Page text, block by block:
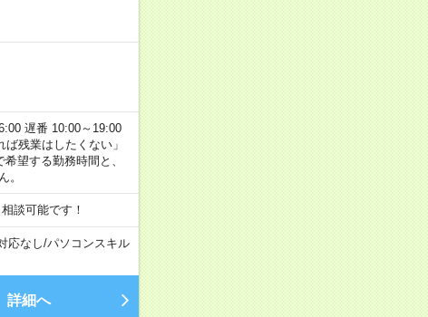
遅番 10:00～19:00
残業はしたくない」
望する勤務時間と、
。
談可能です！
応なし/パソコンスキル
詳細へ